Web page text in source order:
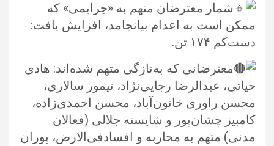
شمار معترضان متهم به «جرایمی» که
ممکن است به اعدام بیانجامد، افزایش یافت:
دست‌کم ۱۷۴ تن. ‏
معترضانی که به‌تازگی متهم شده‌اند: هادی
حیاتی، عبدالرضا رجایی‌نژاد، تیمور سالاری،
محسن راوری خاتون‌آباد، محسن احمدی‌زاده،
‏کامبیز چشان‌پور و شایسته جلالی (فعالان
مدنی) متهم به محاربه و افسادفی‌الارض، پوران